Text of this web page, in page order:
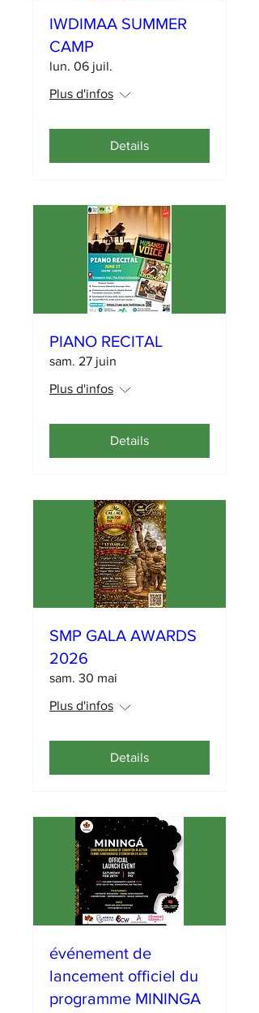
IWDIMAA SUMMER
CAMP
lun. 06 juil.
Plus d'infos
Details
PIANO RECITAL
sam. 27 juin
Plus d'infos
Details
SMP GALA AWARDS
2026
sam. 30 mai
Plus d'infos
Details
événement de
lancement officiel du
programme MININGA